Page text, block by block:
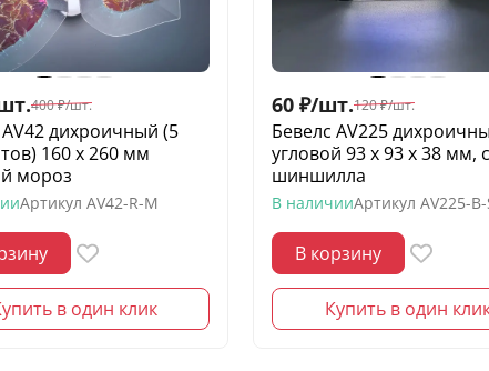
400 ₽/шт.
дихроичный (5
160 х 260 мм
мороз
Артикул AV42-R-M
в один клик
60 ₽/шт.120 ₽/шт.
Бевелс AV225
угловой 93 х 93 х 38 мм,
шиншилла
В наличииАртикул AV225-B-
В корзину
Купить в один